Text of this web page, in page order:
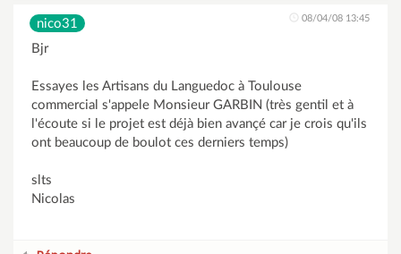
nico31 08/04/08 13:45
Bjr
Essayes les Artisans du Languedoc à Toulouse
commercial s'appele Monsieur GARBIN (très gentil et à
l'écoute si le projet est déjà bien avançé car je crois qu'ils
ont beaucoup de boulot ces derniers temps)
slts
Nicolas